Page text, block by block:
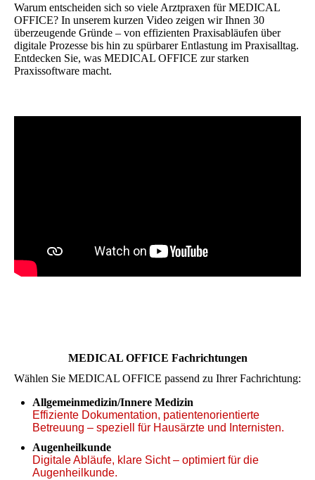
Warum entscheiden sich so viele Arztpraxen für MEDICAL
OFFICE? In unserem kurzen Video zeigen wir Ihnen 30
überzeugende Gründe – von effizienten Praxisabläufen über
digitale Prozesse bis hin zu spürbarer Entlastung im Praxisalltag.
Entdecken Sie, was MEDICAL OFFICE zur starken
Praxissoftware macht.
MEDICAL OFFICE Fachrichtungen
Wählen Sie MEDICAL OFFICE passend zu Ihrer Fachrichtung:
Allgemeinmedizin/Innere Medizin
Effiziente Dokumentation, patientenorientierte
Betreuung – speziell für Hausärzte und Internisten.
Augenheilkunde
Digitale Abläufe, klare Sicht – optimiert für die
Augenheilkunde.